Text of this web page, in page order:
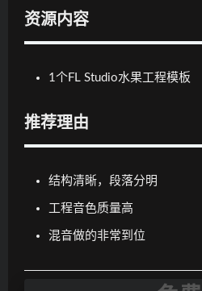
资源内容
1个FL Studio水果工程模板
推荐理由
结构清晰，段落分明
工程音色质量高
混音做的非常到位